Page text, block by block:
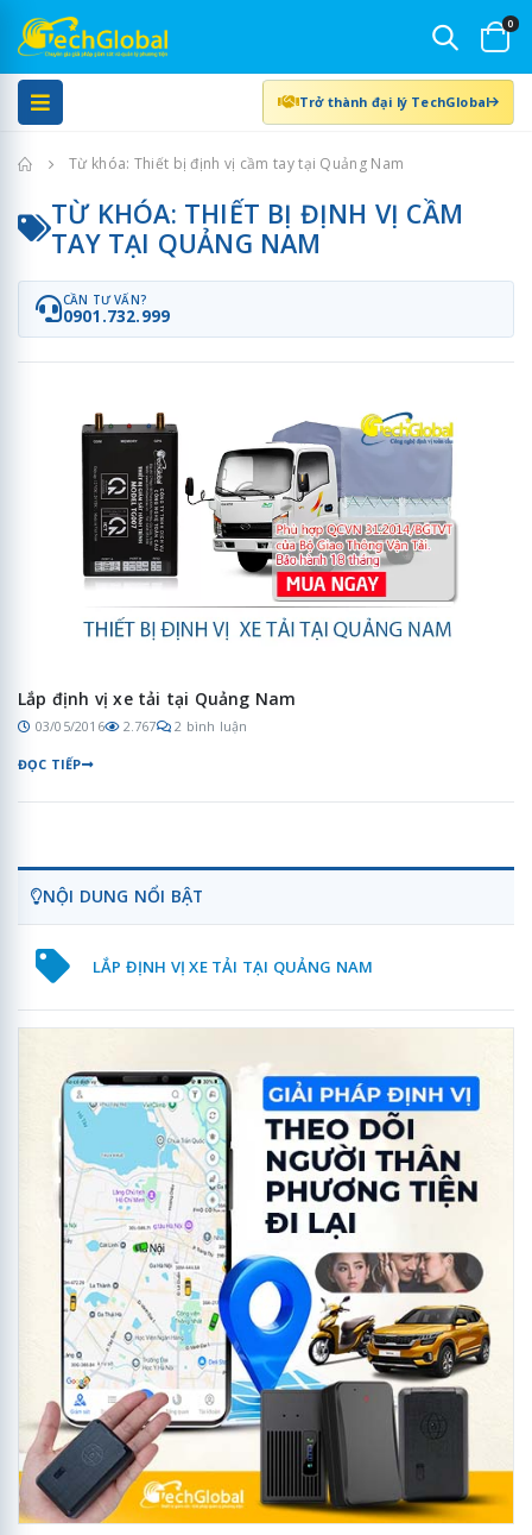
0
Trở thành đại lý TechGlobal
Trang chủTừ khóa: Thiết bị định vị cầm tay tại Quảng Nam
TỪ KHÓA: THIẾT BỊ ĐỊNH VỊ CẦM
TAY TẠI QUẢNG NAM
CẦN TƯ VẤN?
0901.732.999
Lắp định vị xe tải tại Quảng Nam
03/05/2016 2.767 2 bình luận
ĐỌC TIẾP
NỘI DUNG NỔI BẬT
LẮP ĐỊNH VỊ XE TẢI TẠI QUẢNG NAM